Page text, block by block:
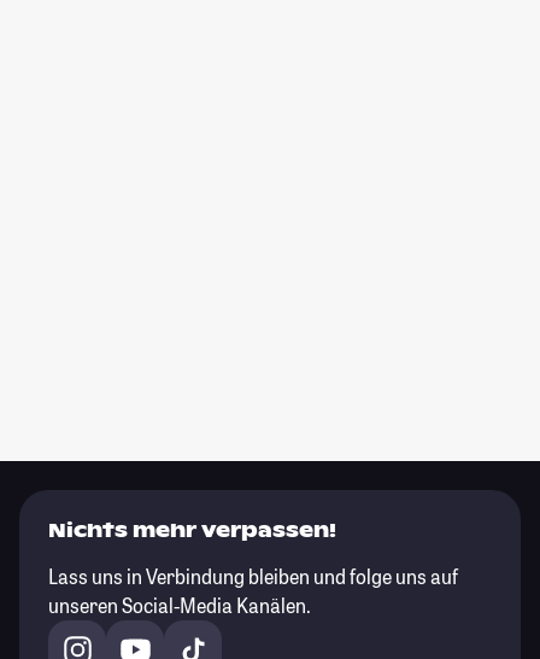
Nichts mehr verpassen!
Lass uns in Verbindung bleiben und folge uns auf
unseren Social-Media Kanälen.